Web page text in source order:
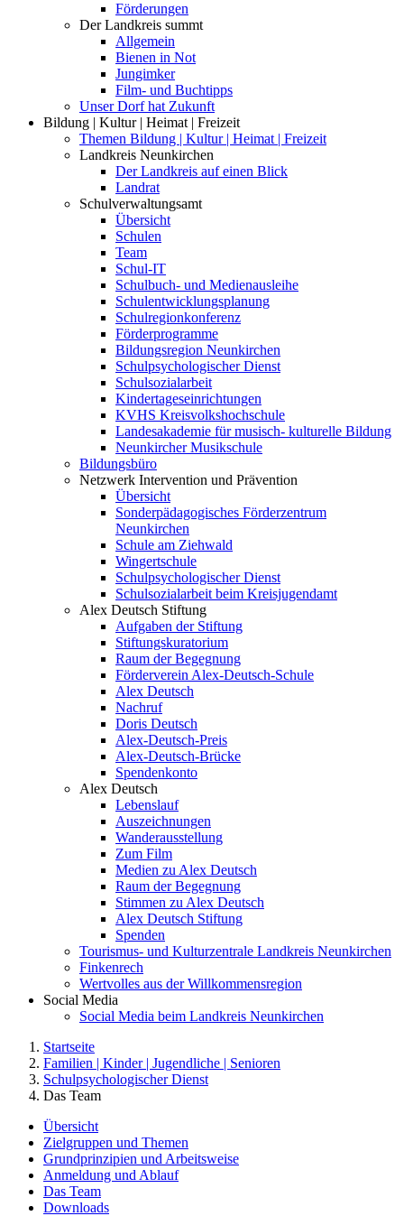
Förderungen
Der Landkreis summt
Allgemein
Bienen in Not
Jungimker
Film- und Buchtipps
Unser Dorf hat Zukunft
Bildung | Kultur | Heimat | Freizeit
Themen Bildung | Kultur | Heimat | Freizeit
Landkreis Neunkirchen
Der Landkreis auf einen Blick
Landrat
Schulverwaltungsamt
Übersicht
Schulen
Team
Schul-IT
Schulbuch- und Medienausleihe
Schulentwicklungsplanung
Schulregionkonferenz
Förderprogramme
Bildungsregion Neunkirchen
Schulpsychologischer Dienst
Schulsozialarbeit
Kindertageseinrichtungen
KVHS Kreisvolkshochschule
Landesakademie für musisch- kulturelle Bildung
Neunkircher Musikschule
Bildungsbüro
Netzwerk Intervention und Prävention
Übersicht
Sonderpädagogisches Förderzentrum
Neunkirchen
Schule am Ziehwald
Wingertschule
Schulpsychologischer Dienst
Schulsozialarbeit beim Kreisjugendamt
Alex Deutsch Stiftung
Aufgaben der Stiftung
Stiftungskuratorium
Raum der Begegnung
Förderverein Alex-Deutsch-Schule
Alex Deutsch
Nachruf
Doris Deutsch
Alex-Deutsch-Preis
Alex-Deutsch-Brücke
Spendenkonto
Alex Deutsch
Lebenslauf
Auszeichnungen
Wanderausstellung
Zum Film
Medien zu Alex Deutsch
Raum der Begegnung
Stimmen zu Alex Deutsch
Alex Deutsch Stiftung
Spenden
Tourismus- und Kulturzentrale Landkreis Neunkirchen
Finkenrech
Wertvolles aus der Willkommensregion
Social Media
Social Media beim Landkreis Neunkirchen
Startseite
Familien | Kinder | Jugendliche | Senioren
Schulpsychologischer Dienst
Das Team
Übersicht
Zielgruppen und Themen
Grundprinzipien und Arbeitsweise
Anmeldung und Ablauf
Das Team
Downloads